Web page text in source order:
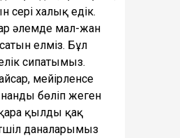
сері халық едік.
әлемде мал-жан
елміз. Бұл
сипатымыз.
мейірленсе
бөліп жеген
қылды қақ
даналарымыз